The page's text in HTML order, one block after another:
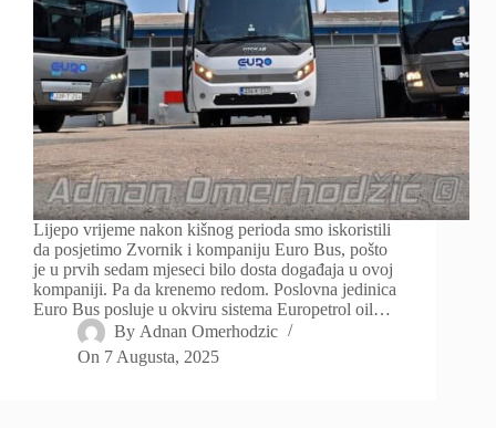
Lijepo vrijeme nakon kišnog perioda smo iskoristili
da posjetimo Zvornik i kompaniju Euro Bus, pošto
je u prvih sedam mjeseci bilo dosta događaja u ovoj
kompaniji. Pa da krenemo redom. Poslovna jedinica
Euro Bus posluje u okviru sistema Europetrol oil…
By Adnan Omerhodzic
On 7 Augusta, 2025